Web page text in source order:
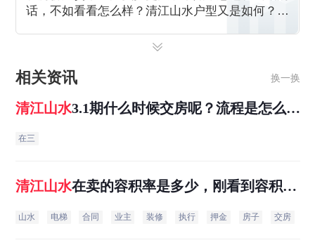
话，不如看看怎么样？清江山水户型又是如何？凤
相关资讯 换一换
清江山水3.1期什么时候交房呢？流程是怎么样
在三
清江山水在卖的容积率是多少，刚看到容积率
山水 电梯 合同 业主 装修 执行 押金 房子 交房